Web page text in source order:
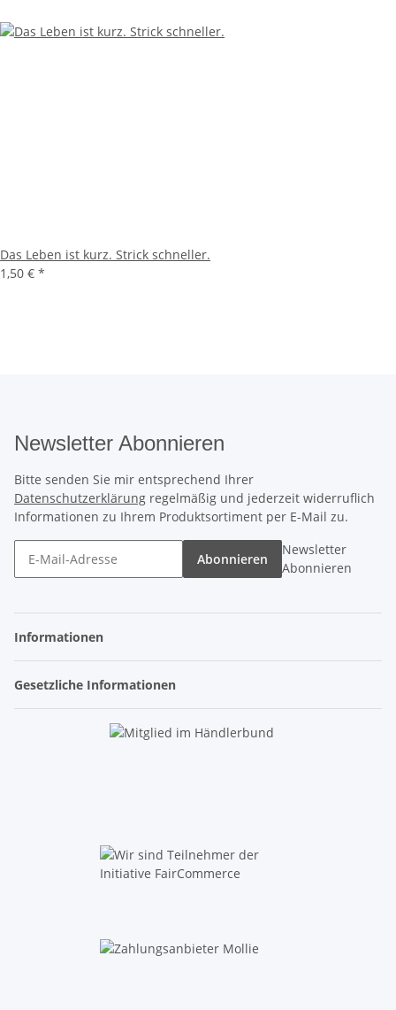
Das Leben ist kurz. Strick schneller.
1,50 € *
Newsletter Abonnieren
Bitte senden Sie mir entsprechend Ihrer
Datenschutzerklärung regelmäßig und jederzeit widerruflich
Informationen zu Ihrem Produktsortiment per E-Mail zu.
Abonnieren
Newsletter
Abonnieren
Informationen
Gesetzliche Informationen